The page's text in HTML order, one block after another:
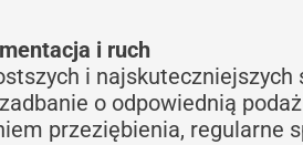
i ruch
i
o odpowiednią
przeziębienia, regularne